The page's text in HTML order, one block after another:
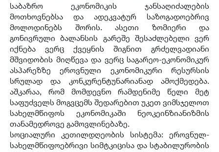
საბაზრო ეკონომიკის ჯანსაღიძალების
მოთხოვნებსა და ადეკვატურ საზოგადოებრივ
მოლოდინებს შორის. ასეთი ზომიერი და
გონივრული ბალანსის გარეშე შესაძლებელი ვერ
იქნება ვერც ქვეყნის შიგნით გრძელვადიანი
მშვიდობის მიღწევა და ვერც საგარეო-ეკონომიკურ
ასპარეზზე ეროვნული ეკონომიკური რესურსის
სრულად და კონკურენტუნარიანად ამოქმედება.
აშკარაა, რომ მომდევნო რამდენიმე წელი მეტ
საფუძველს მოგვცემს შედარებით უკეთ ვიმსჯელოთ
სახელმწიფოს ეკონომიკაში ნეოკეინზიანიზმის
თანამედროვე გამოვლინებაზე.
სოციალური კეთილდღეობის სისტემა: ეროვნულ-
სახელმწიფოებრივი სიმტკიცისა და სტაბილურობის